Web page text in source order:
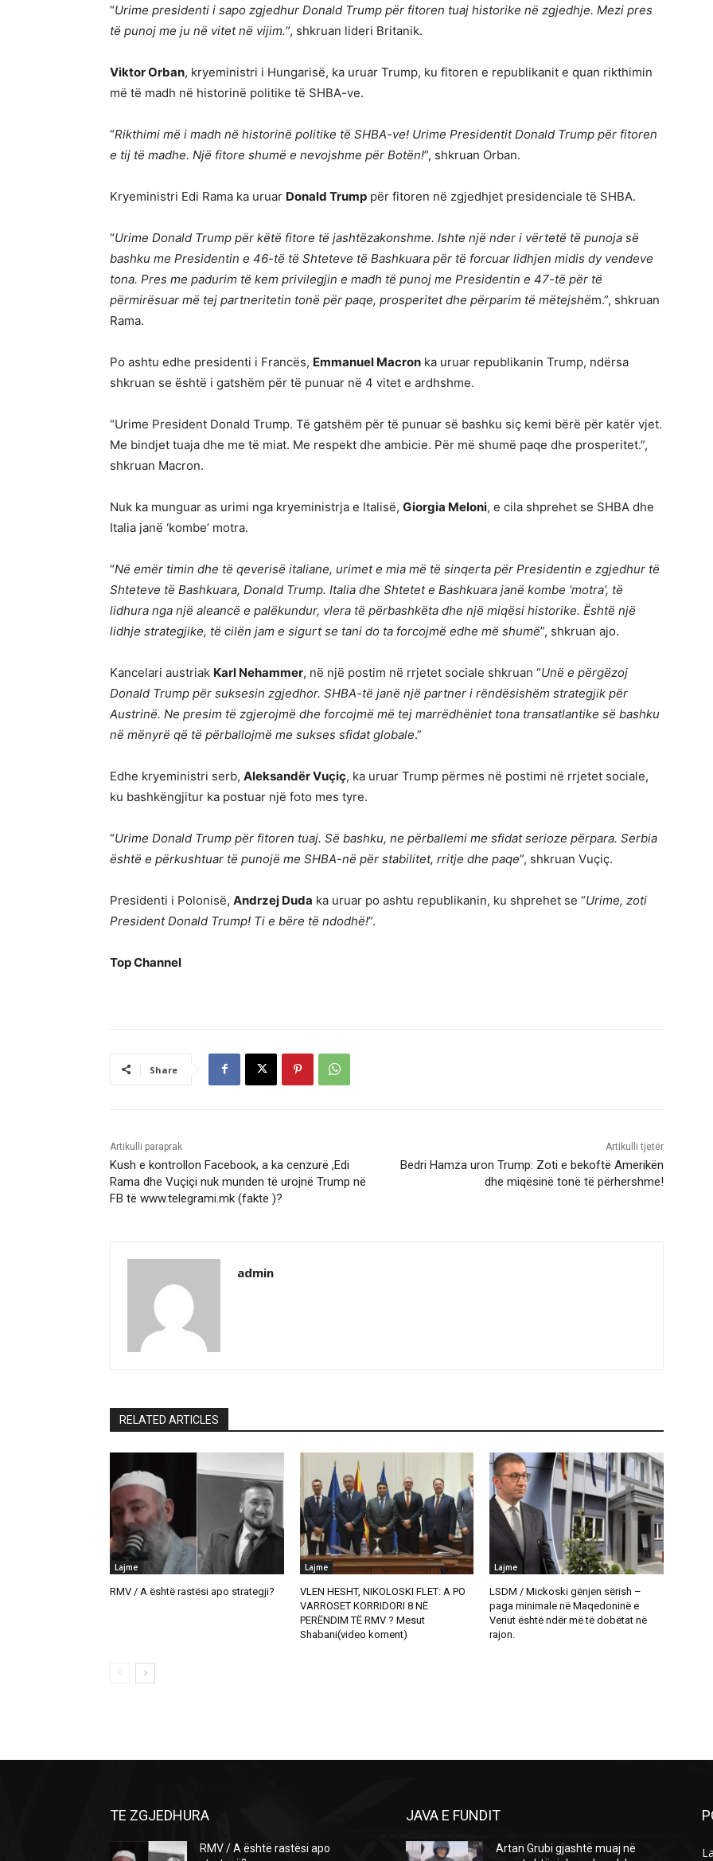
“Urime presidenti i sapo zgjedhur Donald Trump për fitoren tuaj historike në zgjedhje. Mezi pres
të punoj me ju në vitet në vijim.”, shkruan lideri Britanik.
Viktor Orban, kryeministri i Hungarisë, ka uruar Trump, ku fitoren e republikanit e quan rikthimin
më të madh në historinë politike të SHBA-ve.
“Rikthimi më i madh në historinë politike të SHBA-ve! Urime Presidentit Donald Trump për fitoren
e tij të madhe. Një fitore shumë e nevojshme për Botën!”, shkruan Orban.
Kryeministri Edi Rama ka uruar Donald Trump për fitoren në zgjedhjet presidenciale të SHBA.
“Urime Donald Trump për këtë fitore të jashtëzakonshme. Ishte një nder i vërtetë të punoja së
bashku me Presidentin e 46-të të Shteteve të Bashkuara për të forcuar lidhjen midis dy vendeve
tona. Pres me padurim të kem privilegjin e madh të punoj me Presidentin e 47-të për të
përmirësuar më tej partneritetin tonë për paqe, prosperitet dhe përparim të mëtejshëm.”, shkruan
Rama.
Po ashtu edhe presidenti i Francës, Emmanuel Macron ka uruar republikanin Trump, ndërsa
shkruan se është i gatshëm për të punuar në 4 vitet e ardhshme.
“Urime President Donald Trump. Të gatshëm për të punuar së bashku siç kemi bërë për katër vjet.
Me bindjet tuaja dhe me të miat. Me respekt dhe ambicie. Për më shumë paqe dhe prosperitet.”,
shkruan Macron.
Nuk ka munguar as urimi nga kryeministrja e Italisë, Giorgia Meloni, e cila shprehet se SHBA dhe
Italia janë ‘kombe’ motra.
“Në emër timin dhe të qeverisë italiane, urimet e mia më të sinqerta për Presidentin e zgjedhur të
Shteteve të Bashkuara, Donald Trump. Italia dhe Shtetet e Bashkuara janë kombe ‘motra’, të
lidhura nga një aleancë e palëkundur, vlera të përbashkëta dhe një miqësi historike. Është një
lidhje strategjike, të cilën jam e sigurt se tani do ta forcojmë edhe më shumë”, shkruan ajo.
Kancelari austriak Karl Nehammer, në një postim në rrjetet sociale shkruan “Unë e përgëzoj
Donald Trump për suksesin zgjedhor. SHBA-të janë një partner i rëndësishëm strategjik për
Austrinë. Ne presim të zgjerojmë dhe forcojmë më tej marrëdhëniet tona transatlantike së bashku
në mënyrë që të përballojmë me sukses sfidat globale.”
Edhe kryeministri serb, Aleksandër Vuçiç, ka uruar Trump përmes në postimi në rrjetet sociale,
ku bashkëngjitur ka postuar një foto mes tyre.
“Urime Donald Trump për fitoren tuaj. Së bashku, ne përballemi me sfidat serioze përpara. Serbia
është e përkushtuar të punojë me SHBA-në për stabilitet, rritje dhe paqe”, shkruan Vuçiç.
Presidenti i Polonisë, Andrzej Duda ka uruar po ashtu republikanin, ku shprehet se “Urime, zoti
President Donald Trump! Ti e bëre të ndodhë!”.
Top Channel
Share
Artikulli paraprak
Kush e kontrollon Facebook, a ka cenzurë ,Edi
Rama dhe Vuçiçi nuk munden të urojnë Trump në
FB të www.telegrami.mk (fakte )?
Artikulli tjetër
Bedri Hamza uron Trump: Zoti e bekoftë Amerikën
dhe miqësinë tonë të përhershme!
admin
RELATED ARTICLES
Lajme
RMV / A është rastësi apo strategji?
Lajme
VLEN HESHT, NIKOLOSKI FLET: A PO
VARROSET KORRIDORI 8 NË
PERËNDIM TË RMV ? Mesut
Shabani(video koment)
Lajme
LSDM / Mickoski gënjen sërish –
paga minimale në Maqedoninë e
Veriut është ndër më të dobëtat në
rajon.
TE ZGJEDHURA
RMV / A është rastësi apo
JAVA E FUNDIT
Artan Grubi gjashtë muaj në